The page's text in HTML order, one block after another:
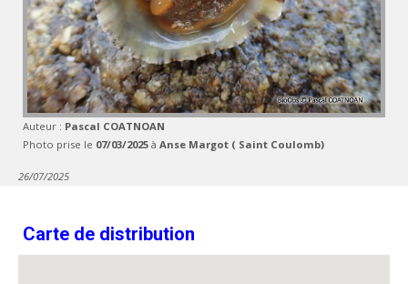
Auteur : Pascal COATNOAN
Photo prise le 07/03/2025 à Anse Margot ( Saint Coulomb)
26/07/2025
Carte de distribution